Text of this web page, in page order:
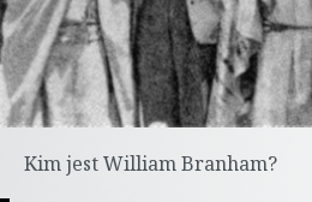
Kim jest William Branham?